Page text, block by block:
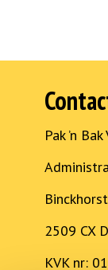
Pak ’n
2509 CX
KVK nr: